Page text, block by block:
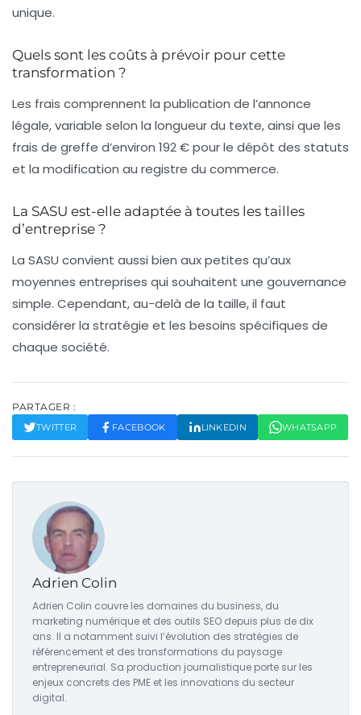
unique.
Quels sont les coûts à prévoir pour cette
transformation ?
Les frais comprennent la publication de l’annonce
légale, variable selon la longueur du texte, ainsi que les
frais de greffe d’environ 192 € pour le dépôt des statuts
et la modification au registre du commerce.
La SASU est-elle adaptée à toutes les tailles
d’entreprise ?
La SASU convient aussi bien aux petites qu’aux
moyennes entreprises qui souhaitent une gouvernance
simple. Cependant, au-delà de la taille, il faut
considérer la stratégie et les besoins spécifiques de
chaque société.
PARTAGER :
TWITTER FACEBOOK LINKEDIN WHATSAPP
Adrien Colin
Adrien Colin couvre les domaines du business, du
marketing numérique et des outils SEO depuis plus de dix
ans. Il a notamment suivi l’évolution des stratégies de
référencement et des transformations du paysage
entrepreneurial. Sa production journalistique porte sur les
enjeux concrets des PME et les innovations du secteur
digital.